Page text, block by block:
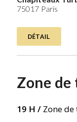
75017 Paris
DÉTAIL
Zone
19 H / Zone